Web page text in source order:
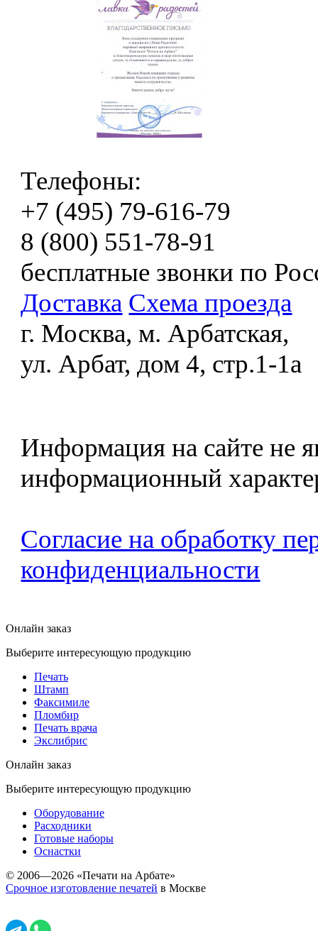
Телефоны:
+7 (495) 79-616-79
8 (800) 551-78-91
бесплатные звонки по
Доставка Схема проезда
г. Москва, м. Арбатская,
ул. Арбат, дом 4, стр.1-1а
Информация на сайте не
информационный
Согласие на обработку
конфиденциальности
Онлайн заказ
Выберите интересующую продукцию
Печать
Штамп
Факсимиле
Пломбир
Печать врача
Экслибрис
Онлайн заказ
Выберите интересующую продукцию
Оборудование
Расходники
Готовые наборы
Оснастки
© 2006—2026 «Печати на Арбате»
Срочное изготовление печатей в Москве